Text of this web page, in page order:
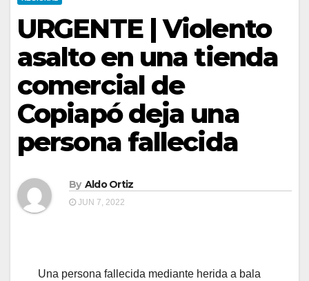
URGENTE | Violento
asalto en una tienda
comercial de
Copiapó deja una
persona fallecida
By Aldo Ortiz
JUN 7, 2022
Una persona fallecida mediante herida a bala